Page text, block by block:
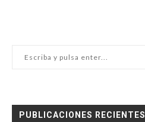
PUBLICACIONES RECIENTES